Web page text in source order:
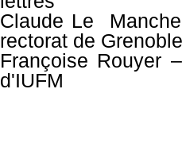
Claude Le
rectorat de
Françoise Rouyer
d'IUFM